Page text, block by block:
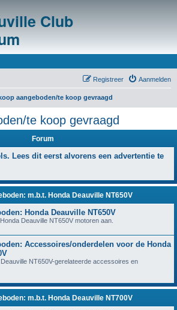
Club
Aanmelden
Registreer
aangeboden/te koop gevraagd
te koop gevraagd
Forum
Lees dit eerst alvorens een advertentie te
m.b.t. Honda Deauville NT650V
Honda Deauville NT650V
Deauville NT650V motoren aan.
Accessoires/onderdelen voor de Honda
NT650V-gerelateerde accessoires en
m.b.t. Honda Deauville NT700V